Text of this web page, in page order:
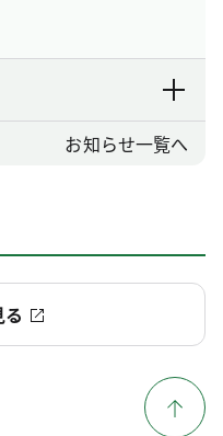
お知らせ一覧へ